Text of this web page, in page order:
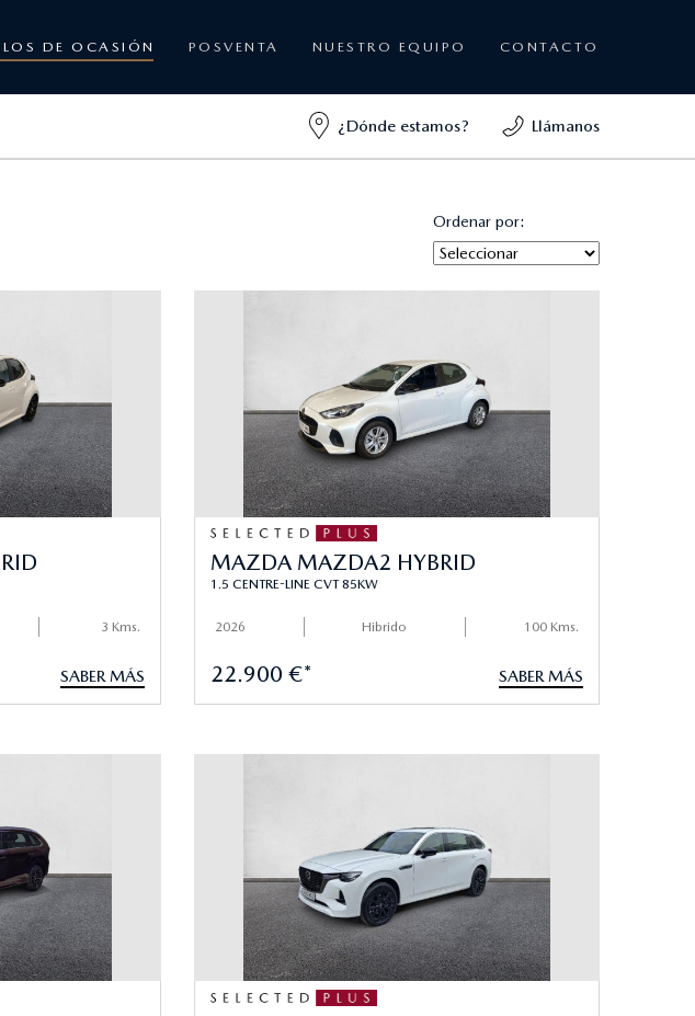
DE OCASIÓN POSVENTA NUESTRO EQUIPO CONTACTO
¿Dónde estamos? Llámanos
Ordenar por:
3 Kms.
SABER MÁS
MAZDA MAZDA2 HYBRID
1.5 CENTRE-LINE CVT 85KW
2026 Hibrido 100 Kms.
22.900 €* SABER MÁS